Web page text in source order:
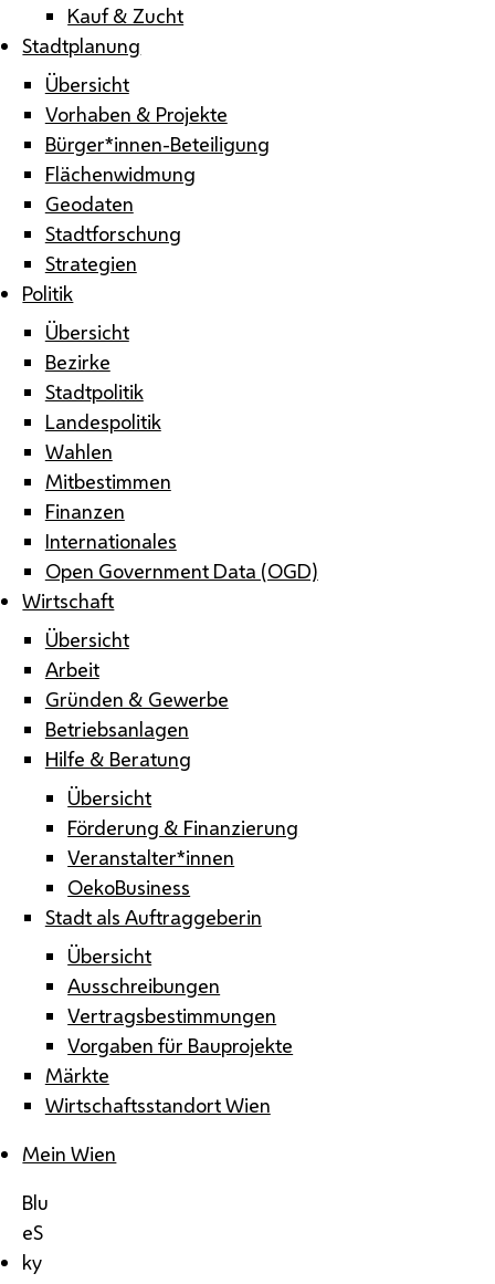
Kauf & Zucht
Stadtplanung
Übersicht
Vorhaben & Projekte
Bürger*innen-Beteiligung
Flächenwidmung
Geodaten
Stadtforschung
Strategien
Politik
Übersicht
Bezirke
Stadtpolitik
Landespolitik
Wahlen
Mitbestimmen
Finanzen
Internationales
Open Government Data (OGD)
Wirtschaft
Übersicht
Arbeit
Gründen & Gewerbe
Betriebsanlagen
Hilfe & Beratung
Übersicht
Förderung & Finanzierung
Veranstalter*innen
OekoBusiness
Stadt als Auftraggeberin
Übersicht
Ausschreibungen
Vertragsbestimmungen
Vorgaben für Bauprojekte
Märkte
Wirtschaftsstandort Wien
Mein Wien
Blu
eS
ky